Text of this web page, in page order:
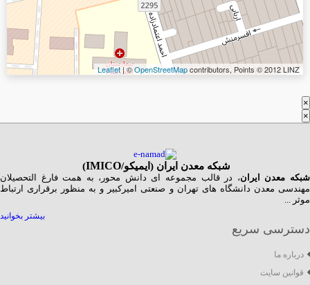
Leaflet| ©OpenStreetMapcontributors, Points © 2012 LINZ
×
×
شبکه معدن ایران (ایمیکو/IMICO
)
شبکه معدن ایران، در قالب مجموعه ای دانش محور، به همت فارغ­ التحصیلان
مهندسی معدن دانشگاه ­های تهران و صنعتی امیرکبیر و به منظور برقراری ارتباط
موثر ...
بیشتر بخوانید
دسترسی سریع
درباره ما
قوانین سایت